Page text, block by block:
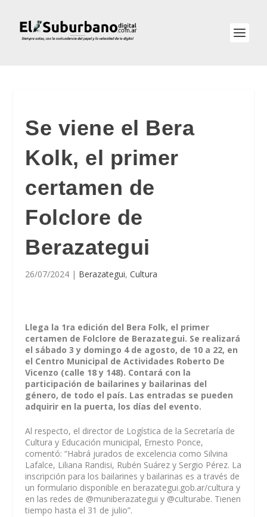
Se viene el Bera
Kolk, el primer
certamen de
Folclore de
Berazategui
26/07/2024 | Berazategui,Cultura
Llega la 1ra edición del Bera Folk, el primer
certamen de Folclore de Berazategui. Se realizará
el sábado 3 y domingo 4 de agosto, de 10 a 22, en
el Centro Municipal de Actividades Roberto De
Vicenzo (calle 18 y 148). Contará con la
participación de bailarines y bailarinas del
género, de todo el país. Las entradas se pueden
adquirir en la puerta, los días del evento.
Al respecto, el director de Logística de la Secretaría de
Cultura y Educación municipal, Ernesto Ponce,
comentó: “Habrá jurados de excelencia como Silvina
Lafalce, Liliana Randisi, Rubén Suárez y Sergio Pérez. La
inscripción para los bailarines y bailarinas es a través de
un formulario disponible en berazategui.gob.ar/cultura y
en las redes de @muniberazategui y @culturabe. Tienen
tiempo hasta el 31 de julio”.